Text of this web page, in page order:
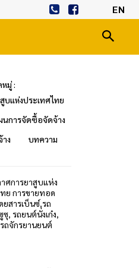
EN
มู่ :
บแห่งประเทศไทย
นการจัดซื้อจัดจ้าง
ง
บทความ
ศการยาสูบแห่ง
ย การขายทอด
ยสารเบ็นซ์,รถ
ซุ, รถยนต์นั่งเก๋ง,
ถจักรยานยนต์